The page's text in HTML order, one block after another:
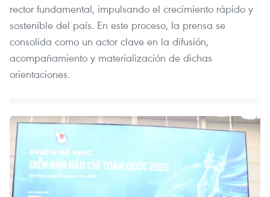
rector fundamental, impulsando el crecimiento rápido y
sostenible del país. En este proceso, la prensa se
consolida como un actor clave en la difusión,
acompañamiento y materialización de dichas
orientaciones.